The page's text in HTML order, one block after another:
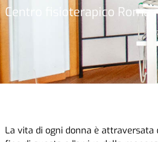
Centro fisioterapico Roma
La vita di ogni donna è